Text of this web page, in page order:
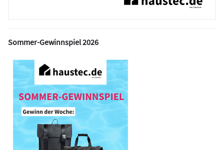
Sommer-Gewinnspiel 2026